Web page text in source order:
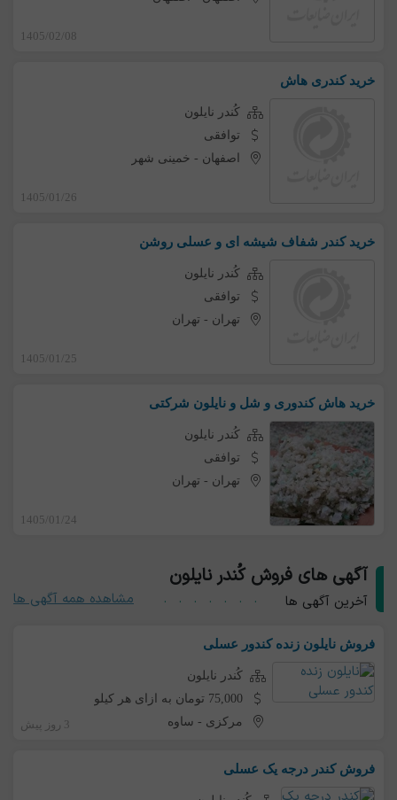
1405/02/08
خرید کندری هاش
کُندر نایلون
توافقی
اصفهان - خمینی شهر
1405/01/26
خرید کندر شفاف شیشه ای و عسلی روشن
کُندر نایلون
توافقی
تهران - تهران
1405/01/25
خرید هاش کندوری و شل و نایلون شرکتی
کُندر نایلون
توافقی
تهران - تهران
1405/01/24
آگهی های فروش کُندر نایلون
آخرین آگهی ها مشاهده همه آگهی ها
فروش نایلون زنده کندور عسلی
کُندر نایلون
75,000 تومان به ازای هر کیلو
مرکزی - ساوه 3 روز پیش
فروش کندر درجه یک عسلی